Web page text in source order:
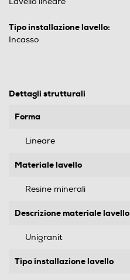
Tipo installazione lavello:
Incasso
Dettagli strutturali
Forma
Lineare
Materiale lavello
Resine minerali
Descrizione materiale lavello
Unigranit
Tipo installazione lavello